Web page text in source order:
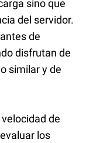
sino que
del servidor.
de
disfrutan de
similar y de
de
los